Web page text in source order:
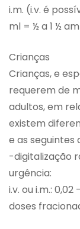
i.m. (i.v. é
ml = ½ a 1 ½
Crianças
Crianças, e
requerem de
adultos, em
existem
e as seguintes
-digitalização
urgência:
i.v. ou i.m.:
doses